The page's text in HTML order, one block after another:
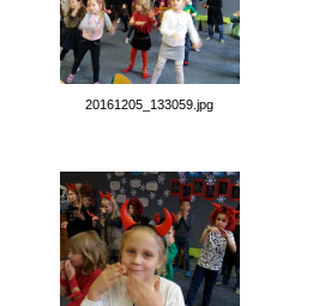
20161205_133059.jpg